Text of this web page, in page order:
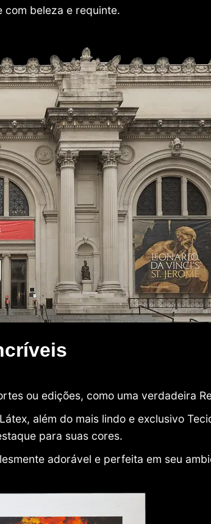
com beleza e requinte.
ou edições, como uma verdadeira
além do mais lindo e exclusivo
para suas cores.
adorável e perfeita em seu